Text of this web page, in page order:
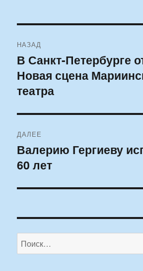
по
записям
НАЗАД
Предыдущая
запись:
В Санкт-Петербурге
Новая сцена
театра
ДАЛЕЕ
Следующая
запись:
Валерию Гергиеву
60 лет
Искать: